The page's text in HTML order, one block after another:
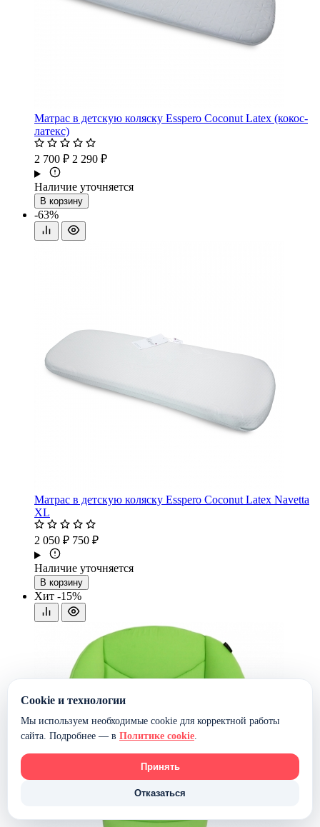
Матрас в детскую коляску Esspero Coconut Latex (кокос-
латекс)
2 700 ₽ 2 290 ₽
Наличие уточняется
В корзину
-63%
Матрас в детскую коляску Esspero Coconut Latex Navetta
XL
2 050 ₽ 750 ₽
Наличие уточняется
В корзину
Хит -15%
Cookie и технологии
Мы используем необходимые cookie для корректной работы
сайта. Подробнее — в Политике cookie.
Принять
Отказаться